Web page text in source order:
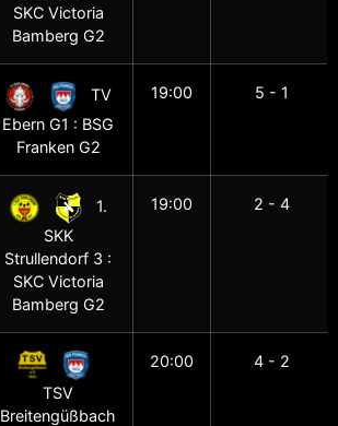
SKC Victoria
Bamberg G2
TV
Ebern G1 : BSG
Franken G2
19:00 5 - 1
1.
SKK
Strullendorf 3 :
SKC Victoria
Bamberg G2
19:00 2 - 4
TSV
Breitengüßbach
20:00 4 - 2